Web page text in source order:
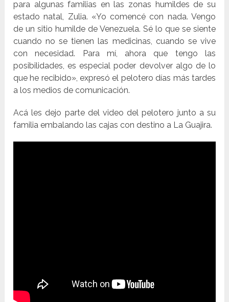
para algunas familias en las zonas humildes de su
estado natal, Zulia. «Yo comencé con nada. Vengo
de un sitio humilde de Venezuela. Sé lo que se siente
cuando no se tienen las medicinas, cuando se vive
con necesidad. Para mí, ahora que tengo las
posibilidades, es especial poder devolver algo de lo
que he recibido», expresó el pelotero días más tardes
a los medios de comunicación.
Acá les dejo parte del video del pelotero junto a su
familia embalando las cajas con destino a La Guajira.